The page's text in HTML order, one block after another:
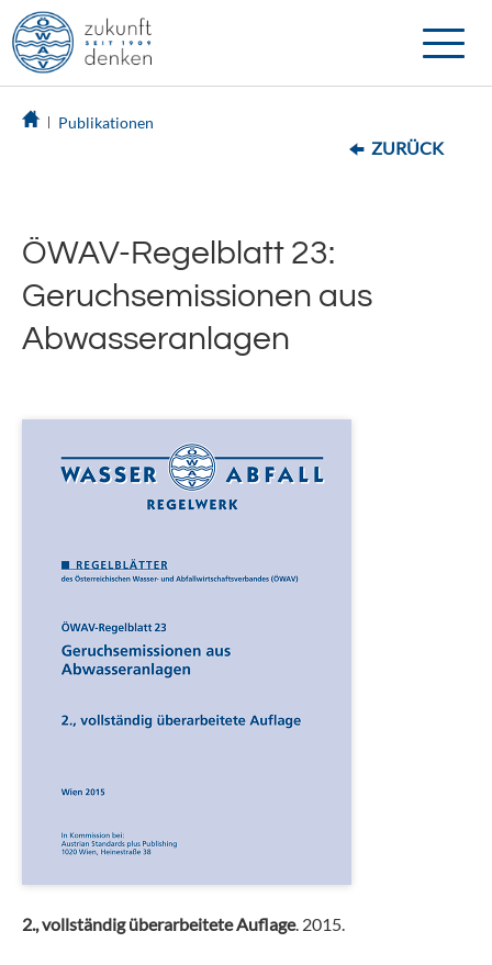
Toggle
Publikationen
ZURÜCK
ÖWAV-Regelblatt 23:
Geruchsemissionen aus
Abwasseranlagen
2., vollständig überarbeitete Auflage. 2015.